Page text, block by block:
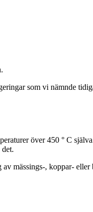
som vi nämnde
över 450 ° C
mässings-, koppar- eller